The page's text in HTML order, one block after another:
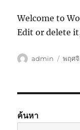
Welcome to
Edit or delete
ผู้
admin
เขียน
พฤศจิ
ค้นหา